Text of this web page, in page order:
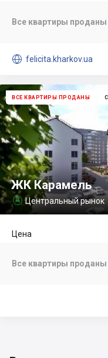
Все квартиры проданы
 felicita.kharkov.ua
ВСЕ КВАРТИРЫ ПРОДАНЫ
ЖК Карамель
 Центральный рынок
Цена
Все квартиры проданы